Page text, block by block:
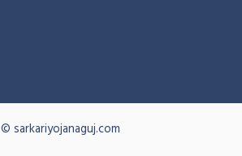
© sarkariyojanaguj.com